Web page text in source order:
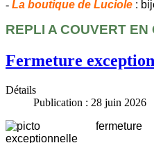
- La boutique de Luciole :
REPLI A COUVERT
Fermeture
Détails
Publication : 28 juin 2026